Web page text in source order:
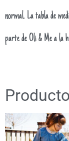
normal. La tabla de
parte de Oli & Me a la